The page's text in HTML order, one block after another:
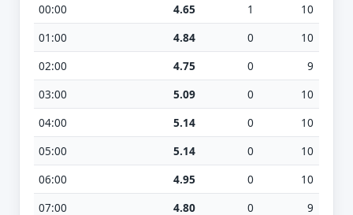
00:00 4.65 1
10
01:00
4.84 0
10
02:00
4.75 0
9
03:00
5.09 0
10
04:00
5.14 0
10
05:00
5.14 0
10
06:00
4.95 0
10
07:00
4.80 0
9